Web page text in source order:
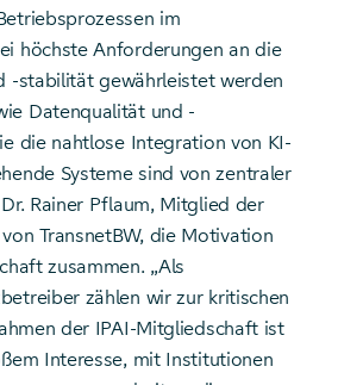
im
höchste Anforderungen an die
-stabilität gewährleistet werden
Datenqualität und -
die nahtlose Integration von KI-
Systeme sind von zentraler
Rainer Pflaum, Mitglied der
TransnetBW, die Motivation
zusammen. „Als
zählen wir zur kritischen
der IPAI-Mitgliedschaft ist
Interesse, mit Institutionen